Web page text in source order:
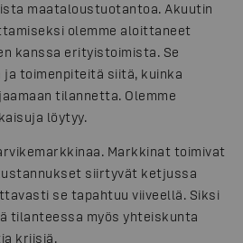
maataloustuotantoa. Akuutin
olemme aloittaneet
kanssa erityistoimista. Se
toimenpiteitä siitä, kuinka
tilannetta. Olemme
löytyy.
Markkinat toimivat
siirtyvät ketjussa
se tapahtuu viiveellä. Siksi
tilanteessa myös yhteiskunta
kriisiä.